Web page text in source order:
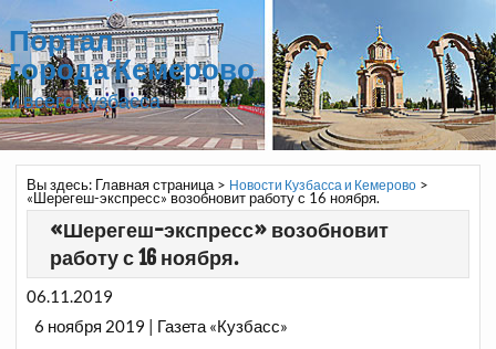
Портал
города Кемерово
и всего Кузбасса
Вы здесь: Главная страница> Новости Кузбасса и Кемерово>
«Шерегеш-экспресс» возобновит работу с 16 ноября.
«Шерегеш-экспресс» возобновит
работу с 16 ноября.
06.11.2019
6 ноября 2019 | Газета «Кузбасс»